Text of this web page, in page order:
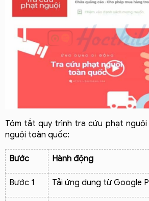
Tóm tắt quy trình tra cứu phạt
nguội toàn quốc:
Bước Hành động
Bước 1 Tải ứng dụng từ Google